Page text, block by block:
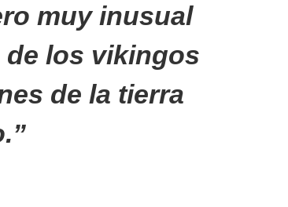
muy inusual
de los vikingos
de la tierra